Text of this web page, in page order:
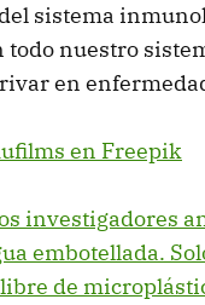
sistema
todo nuestro
en
en Freepik
investigadores
embotellada.
de